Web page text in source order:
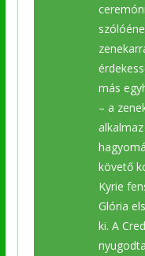
más
– a
követő
Kyrie
Glória
ki. A